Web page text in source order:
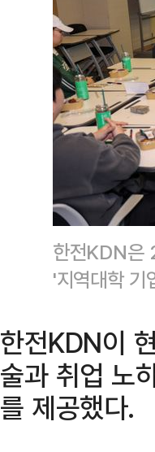
한전KDN은
'지역대학
한전KDN이
술과 취업 노
를 제공했다.